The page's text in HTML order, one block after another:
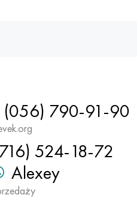
(056) 790-91-90
524-18-72
Alexey